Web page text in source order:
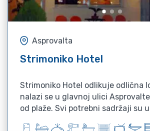
Asprovalta
Strimoniko Hotel
Strimoniko Hotel odlikuje odlična
nalazi se u glavnoj ulici
od plaže. Svi potrebni sadržaji su